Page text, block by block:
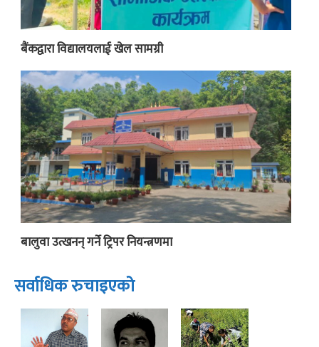
बैंकद्वारा विद्यालयलाई खेल सामग्री
बालुवा उत्खनन् गर्ने ट्रिपर नियन्त्रणमा
सर्वाधिक रुचाइएको